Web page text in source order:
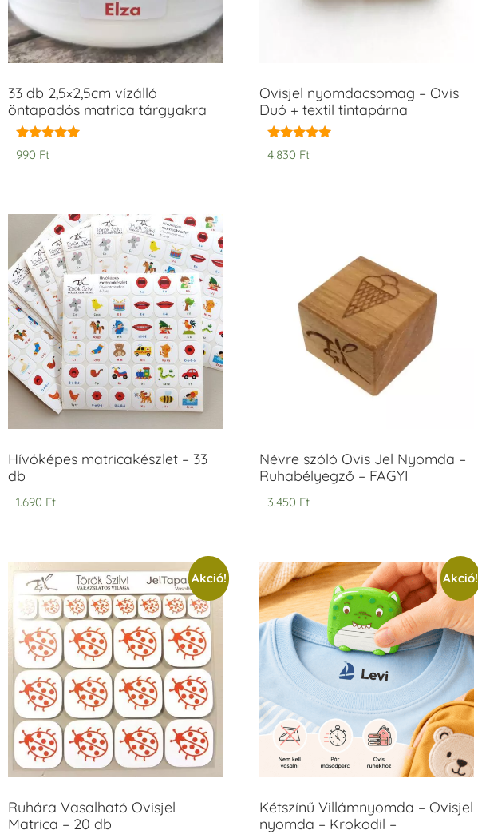
33 db 2,5×2,5cm vízálló
öntapadós matrica tárgyakra
Értékelés:
5.00
990 Ft
Ovisjel nyomdacsomag – Ovis
Duó + textil tintapárna
Értékelés:
5.00
4.830 Ft
Hívóképes matricakészlet – 33
db
1.690 Ft
Névre szóló Ovis Jel Nyomda –
Ruhabélyegző – FAGYI
3.450 Ft
Akció!
Ruhára Vasalható Ovisjel
Matrica – 20 db
Akció!
Kétszínű Villámnyomda – Ovisjel
nyomda – Krokodil –